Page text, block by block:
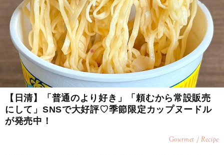
【日清】「普通のより好き」「頼むから常設販売
にして」SNSで大好評♡季節限定カップヌードル
が発売中！
Gourmet / Recipe